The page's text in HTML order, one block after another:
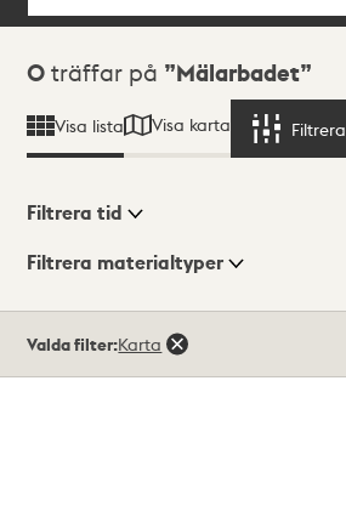
Sökresultat
0 träffar på Mälarbadet
Visa lista Visa karta Filtrera
Visningsläge
Filtrera tid
Filtrera materialtyper
träffar
Valda filter:Karta